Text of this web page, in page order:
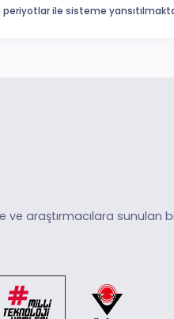
periyotlar ile sisteme
ve araştırmacılara sunulan